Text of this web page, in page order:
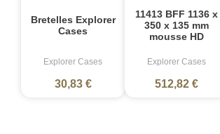
Bretelles Explorer
Cases
Explorer Cases
30,83 €
11413 BFF 1136 x
350 x 135 mm
mousse HD
Explorer Cases
512,82 €